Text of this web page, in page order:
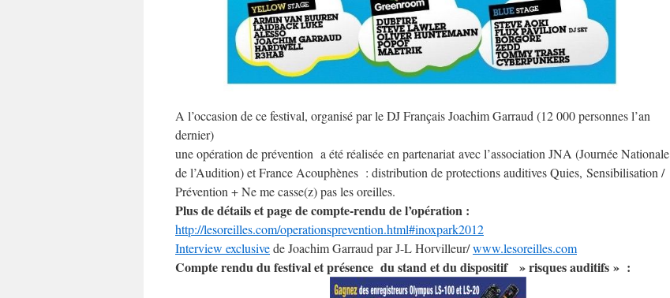
A l’occasion de ce festival, organisé par le DJ Français Joachim Garraud (12 000 personnes l’an
dernier)
une opération de prévention a été réalisée en partenariat avec l’association JNA (Journée Nationale
de l’Audition) et France Acouphènes : distribution de protections auditives Quies, Sensibilisation /
Prévention + Ne me casse(z) pas les oreilles.
Plus de détails et page de compte-rendu de l’opération :
http://lesoreilles.com/operationsprevention.html#inoxpark2012
Interview exclusivede Joachim Garraud par J-L Horvilleur/www.lesoreilles.com
Compte rendu du festival et présence du stand et du dispositif » risques auditifs » :